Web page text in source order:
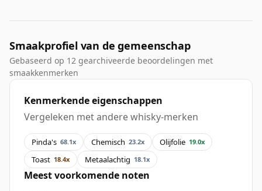
Smaakprofiel van de gemeenschap
Gebaseerd op 12 gearchiveerde beoordelingen met
smaakkenmerken
Kenmerkende eigenschappen
Vergeleken met andere whisky-merken
Pinda's 68.1x Chemisch 23.2x Olijfolie 19.0x
Toast 18.4x Metaalachtig 18.1x
Meest voorkomende noten